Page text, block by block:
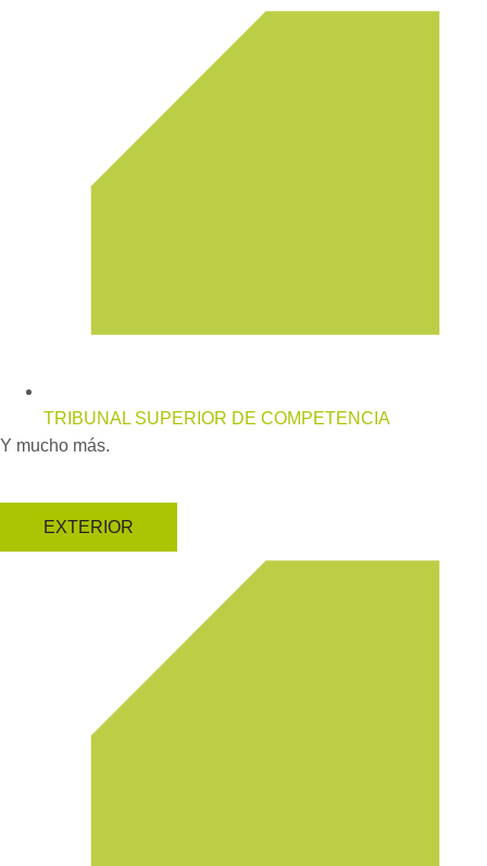
TRIBUNAL SUPERIOR DE COMPETENCIA
Y mucho más.
EXTERIOR